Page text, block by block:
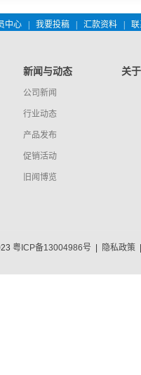
中心 我要投稿 汇款资料
新闻与动态
公司新闻
行业动态
产品发布
促销活动
旧闻博览
关
粤ICP备13004986号 隐私政策